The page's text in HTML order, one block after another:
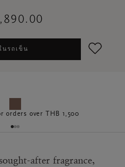
from
นรถเข็น
orders over THB 1,500
after fragrance,